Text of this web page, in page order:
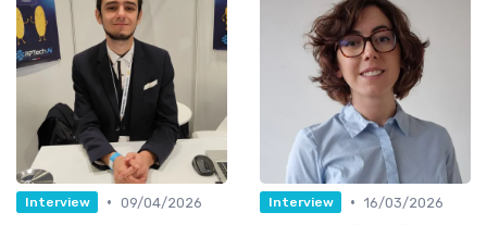
Interview • 09/04/2026
Interview • 16/03/2026